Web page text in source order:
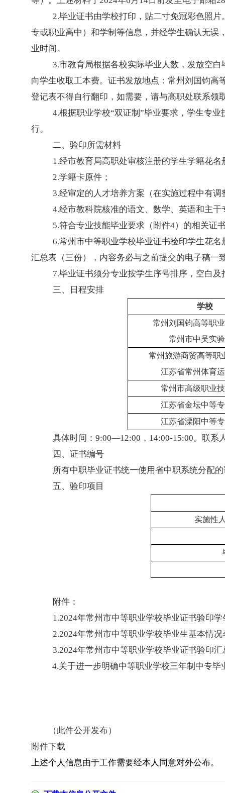
2.毕业证书由学校打印，贴二寸免冠彩色照
专或职业高中）和学制等信息，并经学生确认无
业时间。
3.市教育局根据各校实际毕业人数，发放空
向学生收取工本费。证书发放地点：常州刘国钧
登记表不得自行翻印，如需要，请与高职处联系
4.根据职业学校“双证制”毕业要求，学生专
行。
二、验印所需材料
1.经市教育局高职处审核注册的学生学籍花
2.学籍卡原件；
3.经审定的人才培养方案（在实施过程中有
4.经市教科院核准的语文、数学、英语和主
5.符合专业技能毕业要求（附件4）的相关证
6.常州市中等职业学校毕业证书验印学生花
汇总表（三份），内容务必与之前提交的电子稿一
7.毕业证书须分专业按学生序号排序，空白
三、日程安排
学校
常州刘国钧高等职
常州市中吴实
常州旅游商贸高等职
江苏省常州体育
常州市高级职业
江苏省金坛中等
江苏省溧阳中等
具体时间： 9:00—12:00 ， 14:00-15:00。联系
四、证书编号
所有中职毕业证书统一使用省中职系统分配
五、验印项目
实施性
附件：
1.2024年常州市中等职业学校毕业证书验印学
2.2024年常州市中等职业学校毕业生基本情况
3.2024年常州市中等职业学校毕业证书验印汇
4.关于进一步明确中等职业学校三年制中专毕
（此件公开发布）
附件下载
上述个人信息由于工作需要经本人同意对外公布。